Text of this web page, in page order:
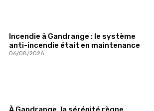
Incendie à Gandrange : le système
anti-incendie était en maintenance
06/08/2026